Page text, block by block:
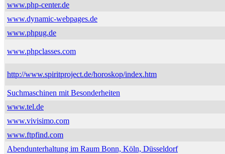
www.php-center.de
www.dynamic-webpages.de
www.phpug.de
www.phpclasses.com
http://www.spiritproject.de/horoskop/index.htm
Suchmaschinen mit Besonderheiten
www.tel.de
www.vivisimo.com
www.ftpfind.com
Abendunterhaltung im Raum Bonn, Köln, Düsseldorf